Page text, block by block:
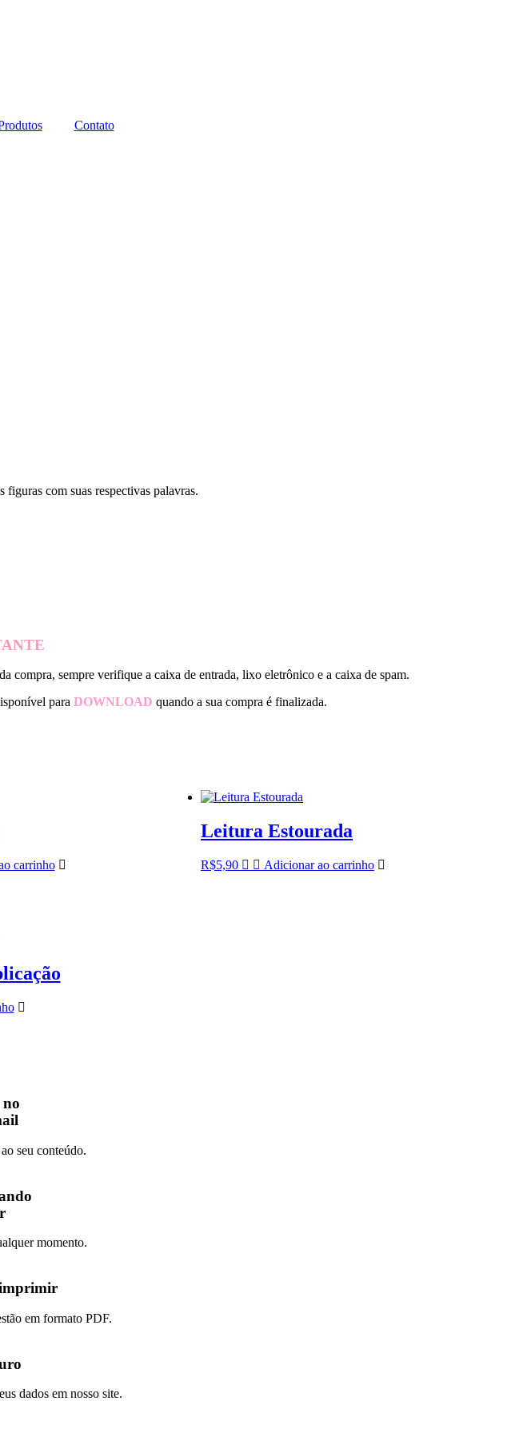
Contato
figuras com suas respectivas palavras.
compra, sempre verifique a caixa de entrada, lixo eletrônico e a caixa de spam.
para DOWNLOAD quando a sua compra é finalizada.
carrinho
Leitura Estourada
R$5,90 Adicionar ao carrinho
no
seu conteúdo.
momento.
em formato PDF.
dados em nosso site.